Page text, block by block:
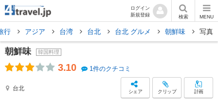
ログイン
新規登録
検索 MENU
行 アジア 台湾 台北 台北 グルメ 朝鮮味 写真
朝鮮味 韓国料理
3.10 1件のクチコミ
台北 シェア クリップ 計画